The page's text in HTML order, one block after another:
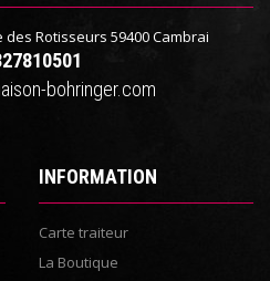
Rotisseurs 59400 Cambrai
bohringer.com
INFORMATION
Carte traiteur
La Boutique